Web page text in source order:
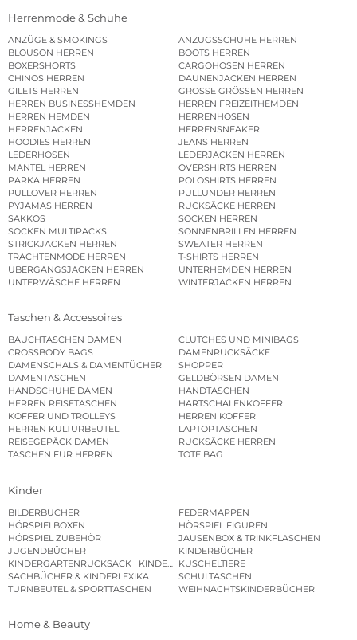
Herrenmode & Schuhe
ANZÜGE & SMOKINGS
ANZUGSSCHUHE HERREN
BLOUSON HERREN
BOOTS HERREN
BOXERSHORTS
CARGOHOSEN HERREN
CHINOS HERREN
DAUNENJACKEN HERREN
GILETS HERREN
GROSSE GRÖSSEN HERREN
HERREN BUSINESSHEMDEN
HERREN FREIZEITHEMDEN
HERREN HEMDEN
HERRENHOSEN
HERRENJACKEN
HERRENSNEAKER
HOODIES HERREN
JEANS HERREN
LEDERHOSEN
LEDERJACKEN HERREN
MÄNTEL HERREN
OVERSHIRTS HERREN
PARKA HERREN
POLOSHIRTS HERREN
PULLOVER HERREN
PULLUNDER HERREN
PYJAMAS HERREN
RUCKSÄCKE HERREN
SAKKOS
SOCKEN HERREN
SOCKEN MULTIPACKS
SONNENBRILLEN HERREN
STRICKJACKEN HERREN
SWEATER HERREN
TRACHTENMODE HERREN
T-SHIRTS HERREN
ÜBERGANGSJACKEN HERREN
UNTERHEMDEN HERREN
UNTERWÄSCHE HERREN
WINTERJACKEN HERREN
Taschen & Accessoires
BAUCHTASCHEN DAMEN
CLUTCHES UND MINIBAGS
CROSSBODY BAGS
DAMENRUCKSÄCKE
DAMENSCHALS & DAMENTÜCHER
SHOPPER
DAMENTASCHEN
GELDBÖRSEN DAMEN
HANDSCHUHE DAMEN
HANDTASCHEN
HERREN REISETASCHEN
HARTSCHALENKOFFER
KOFFER UND TROLLEYS
HERREN KOFFER
HERREN KULTURBEUTEL
LAPTOPTASCHEN
REISEGEPÄCK DAMEN
RUCKSÄCKE HERREN
TASCHEN FÜR HERREN
TOTE BAG
Kinder
BILDERBÜCHER
FEDERMAPPEN
HÖRSPIELBOXEN
HÖRSPIEL FIGUREN
HÖRSPIEL ZUBEHÖR
JAUSENBOX & TRINKFLASCHEN
JUGENDBÜCHER
KINDERBÜCHER
KINDERGARTENRUCKSACK | KINDERGARTENBEUTEL
KUSCHELTIERE
SACHBÜCHER & KINDERLEXIKA
SCHULTASCHEN
TURNBEUTEL & SPORTTASCHEN
WEIHNACHTSKINDERBÜCHER
Home & Beauty